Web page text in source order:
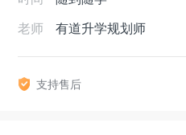
老师
有道升学规划师
支持售后